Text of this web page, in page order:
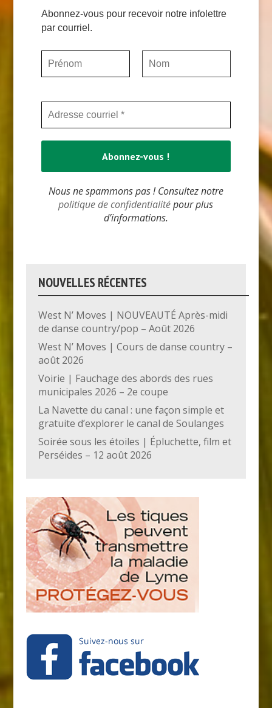
Abonnez-vous pour recevoir notre infolettre
par courriel.
Nous ne spammons pas ! Consultez notre
politique de confidentialitépour plus
d’informations.
NOUVELLES RÉCENTES
West N’ Moves | NOUVEAUTÉ Après-midi
de danse country/pop – Août 2026
West N’ Moves | Cours de danse country –
août 2026
Voirie | Fauchage des abords des rues
municipales 2026 – 2e coupe
La Navette du canal : une façon simple et
gratuite d’explorer le canal de Soulanges
Soirée sous les étoiles | Épluchette, film et
Perséides – 12 août 2026